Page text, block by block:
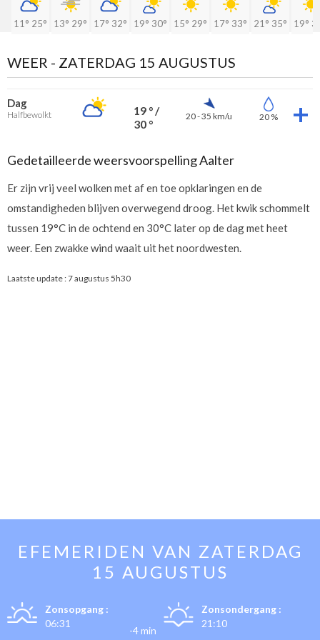
11° 25° 13° 29° 17° 32° 19° 30° 15° 29° 17° 33° 21° 35° 19°
WEER - ZATERDAG 15 AUGUSTUS
Dag
Halfbewolkt
19 ° /
30 °
20 - 35 km/u 20 %
Gedetailleerde weersvoorspelling Aalter
Er zijn vrij veel wolken met af en toe opklaringen en de
omstandigheden blijven overwegend droog. Het kwik schommelt
tussen 19°C in de ochtend en 30°C later op de dag met heet
weer. Een zwakke wind waait uit het noordwesten.
Laatste update :7 augustus 5h30
EFEMERIDEN VAN ZATERDAG
15 AUGUSTUS
Zonsopgang :
06:31
-4 min
Zonsondergang :
21:10